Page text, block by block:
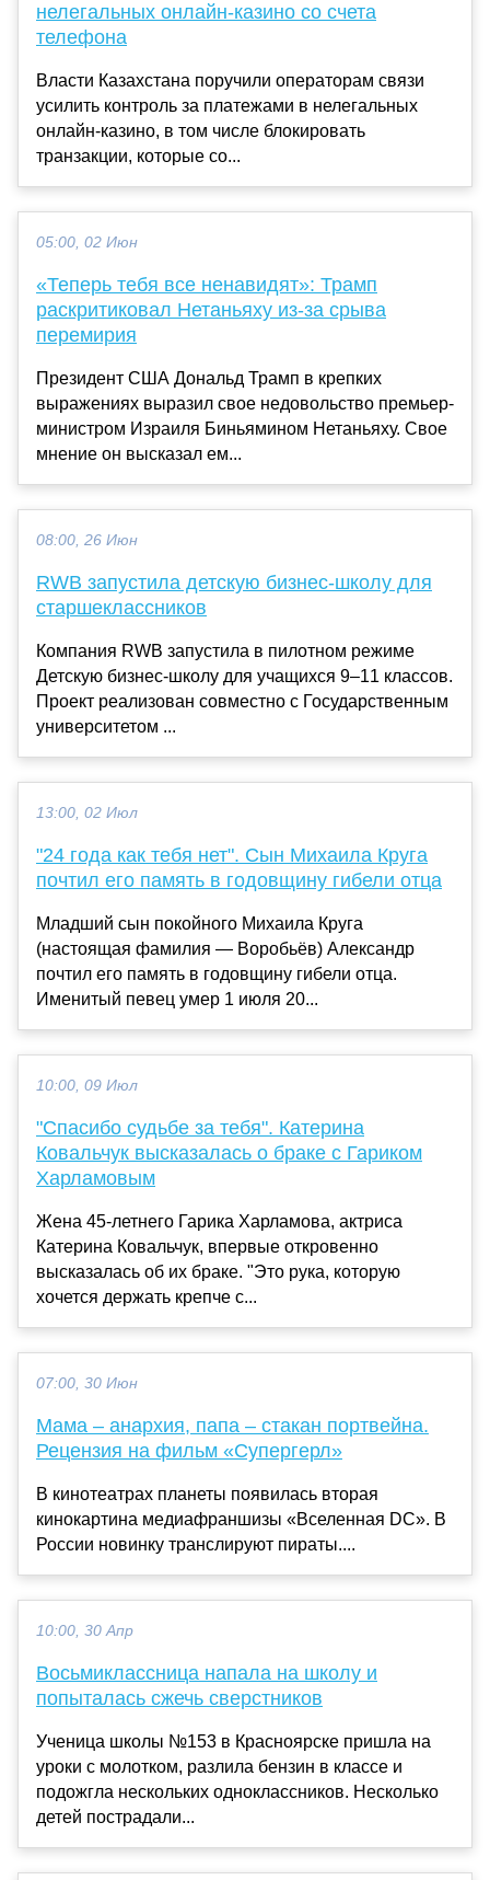
нелегальных онлайн-казино со счета
телефона
Власти Казахстана поручили операторам связи
усилить контроль за платежами в нелегальных
онлайн-казино, в том числе блокировать
транзакции, которые со...
05:00, 02 Июн
«Теперь тебя все ненавидят»: Трамп
раскритиковал Нетаньяху из-за срыва
перемирия
Президент США Дональд Трамп в крепких
выражениях выразил свое недовольство премьер-
министром Израиля Биньямином Нетаньяху. Свое
мнение он высказал ем...
08:00, 26 Июн
RWB запустила детскую бизнес-школу для
старшеклассников
Компания RWB запустила в пилотном режиме
Детскую бизнес-школу для учащихся 9–11 классов.
Проект реализован совместно с Государственным
университетом ...
13:00, 02 Июл
"24 года как тебя нет". Сын Михаила Круга
почтил его память в годовщину гибели отца
Младший сын покойного Михаила Круга
(настоящая фамилия — Воробьёв) Александр
почтил его память в годовщину гибели отца.
Именитый певец умер 1 июля 20...
10:00, 09 Июл
"Спасибо судьбе за тебя". Катерина
Ковальчук высказалась о браке с Гариком
Харламовым
Жена 45-летнего Гарика Харламова, актриса
Катерина Ковальчук, впервые откровенно
высказалась об их браке. "Это рука, которую
хочется держать крепче с...
07:00, 30 Июн
Мама – анархия, папа – стакан портвейна.
Рецензия на фильм «Супергерл»
В кинотеатрах планеты появилась вторая
кинокартина медиафраншизы «Вселенная DC». В
России новинку транслируют пираты....
10:00, 30 Апр
Восьмиклассница напала на школу и
попыталась сжечь сверстников
Ученица школы №153 в Красноярске пришла на
уроки с молотком, разлила бензин в классе и
подожгла нескольких одноклассников. Несколько
детей пострадали...